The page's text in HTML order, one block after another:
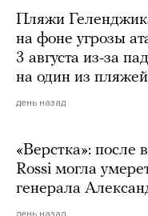
Пляжи
на фоне угрозы
3 августа из-за
на один из
день назад
«Верстка»: после
Rossi могла
генерала
день назад